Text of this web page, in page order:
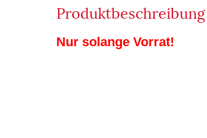
Produktbeschreibung
Nur solange Vorrat!